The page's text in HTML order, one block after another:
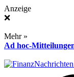
Anzeige
❌
Mehr »
Ad hoc-